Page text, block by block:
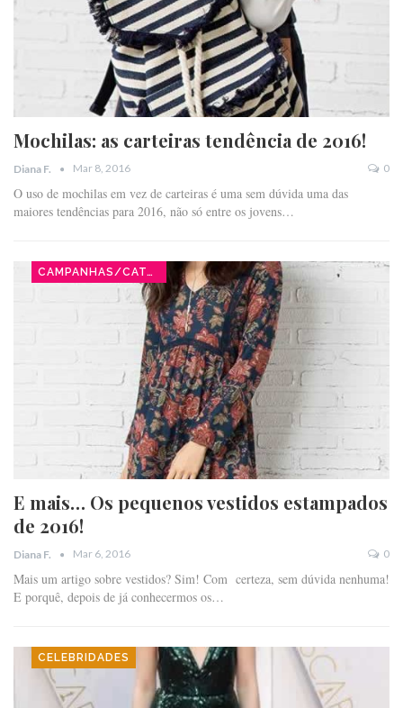
Mochilas: as carteiras tendência de 2016!
Diana F. Mar 8, 2016 0
O uso de mochilas em vez de carteiras é uma sem dúvida uma das
maiores tendências para 2016, não só entre os jovens…
CAMPANHAS/CATÁLOGOS
E mais… Os pequenos vestidos estampados
de 2016!
Diana F. Mar 6, 2016 0
Mais um artigo sobre vestidos? Sim! Com certeza, sem dúvida nenhuma!
E porquê, depois de já conhecermos os…
CELEBRIDADES